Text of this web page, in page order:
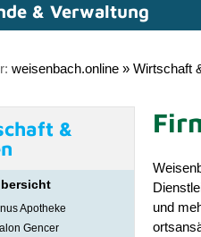
& Verwaltung
weisenbach.online » Wirtschaft
&
Apotheke
Gencer
und